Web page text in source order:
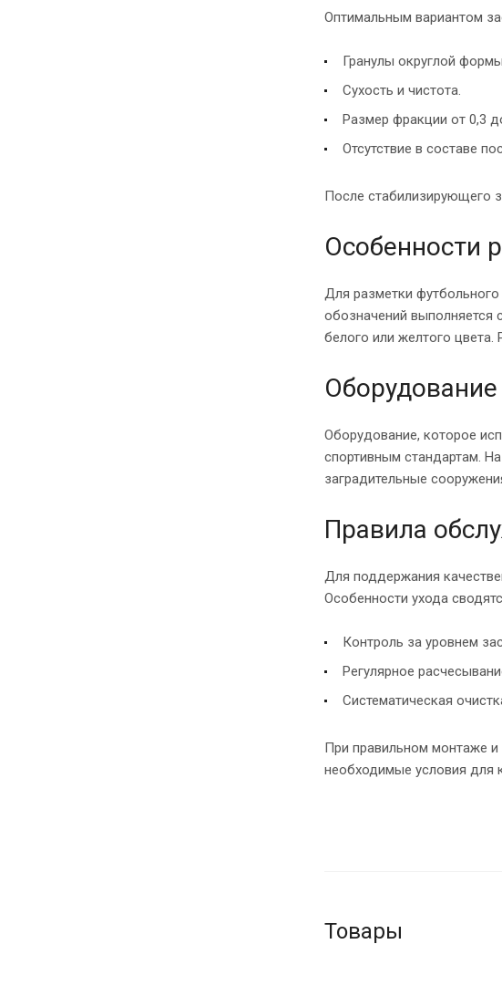
Оптимальным вариантом
Гранулы округлой
Сухость и чистота.
Размер фракции от 0,3
Отсутствие в составе
После стабилизирующего
Особенности
Для разметки футбольного
обозначений выполняется
белого или желтого цвета.
Оборудование
Оборудование, которое
спортивным стандартам.
заградительные
Правила
Для поддержания
Особенности ухода
Контроль за уровнем
Регулярное
Систематическая
При правильном монтаже
необходимые условия для
Товары